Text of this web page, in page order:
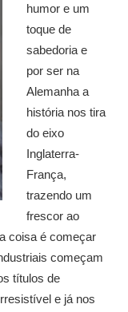
humor e um
toque de
sabedoria e
por ser na
Alemanha a
história nos tira
do eixo
Inglaterra-
França,
trazendo um
frescor ao
coisa é começar
começam
títulos de
e já nos